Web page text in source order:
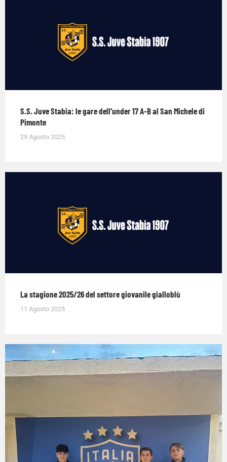
S.S. Juve Stabia: le gare dell’under 17 A-B al San Michele di
Pimonte
29 Agosto 2025
La stagione 2025/26 del settore giovanile gialloblù
11 Agosto 2025